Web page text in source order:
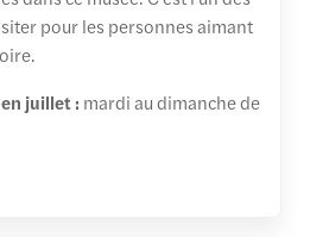
pour les personnes aimant
juillet : mardi au dimanche de